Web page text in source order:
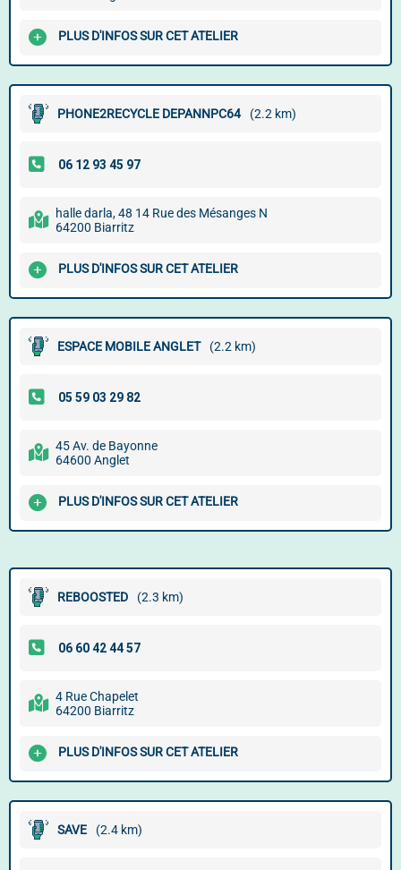
PLUS D'INFOS SUR CET ATELIER
PHONE2RECYCLE DEPANNPC64 (2.2 km)
halle darla, 48 14 Rue des Mésanges N
64200 Biarritz
PLUS D'INFOS SUR CET ATELIER
ESPACE MOBILE ANGLET (2.2 km)
45 Av. de Bayonne
64600 Anglet
PLUS D'INFOS SUR CET ATELIER
REBOOSTED (2.3 km)
4 Rue Chapelet
64200 Biarritz
PLUS D'INFOS SUR CET ATELIER
SAVE (2.4 km)